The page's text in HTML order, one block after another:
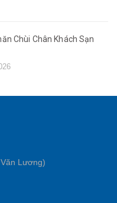
Chùi Chân Khách Sạn
Lương)